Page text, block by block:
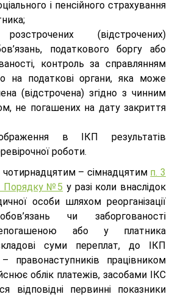
і пенсійного страхування
розстрочених (відстрочених)
податкового боргу або
контроль за справлянням
на податкові органи, яка може
(відстрочена) згідно з чинним
не погашених на дату закриття
в ІКП результатів
роботи.
чотирнадцятим – сімнадцятим п. 3
Порядку №5 у разі коли внаслідок
особи шляхом реорганізації
чи заборгованості
або у платника
суми переплат, до ІКП
правонаступників працівником
облік платежів, засобами ІКС
відповідні первинні показники